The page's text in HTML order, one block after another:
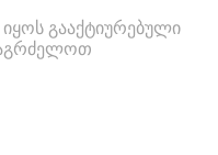
გააქტიურებული